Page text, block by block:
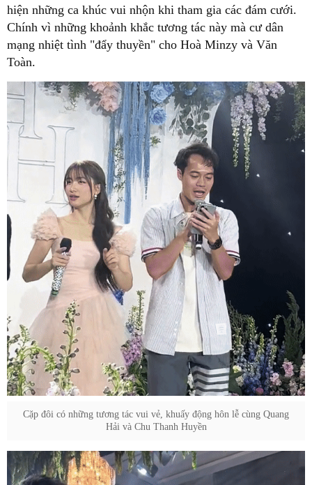
hiện những ca khúc vui nhộn khi tham gia các đám cưới.
Chính vì những khoảnh khắc tương tác này mà cư dân
mạng nhiệt tình "đẩy thuyền" cho Hoà Minzy và Văn
Toàn.
Cặp đôi có những tương tác vui vẻ, khuấy động hôn lễ cùng Quang
Hải và Chu Thanh Huyền